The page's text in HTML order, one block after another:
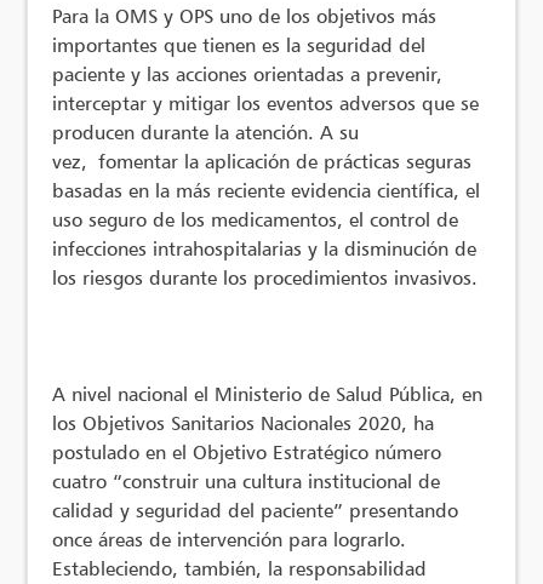
Para la OMS y OPS uno de los objetivos más
importantes que tienen es la seguridad del
paciente y las acciones orientadas a prevenir,
interceptar y mitigar los eventos adversos que se
producen durante la atención. A su
vez, fomentar la aplicación de prácticas seguras
basadas en la más reciente evidencia científica, el
uso seguro de los medicamentos, el control de
infecciones intrahospitalarias y la disminución de
los riesgos durante los procedimientos invasivos.
A nivel nacional el Ministerio de Salud Pública, en
los Objetivos Sanitarios Nacionales 2020, ha
postulado en el Objetivo Estratégico número
cuatro “construir una cultura institucional de
calidad y seguridad del paciente” presentando
once áreas de intervención para lograrlo.
Estableciendo, también, la responsabilidad